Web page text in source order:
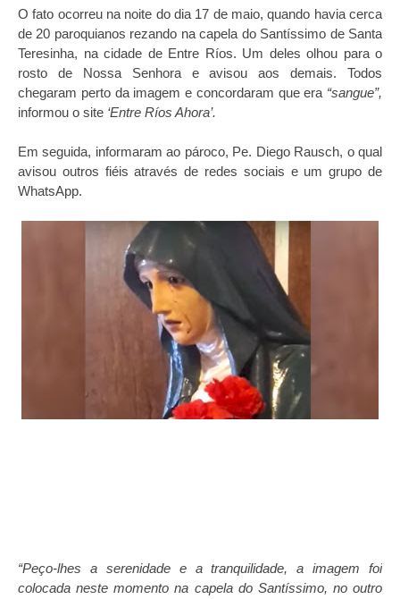
O fato ocorreu na noite do dia 17 de maio, quando havia cerca
de 20 paroquianos rezando na capela do Santíssimo de Santa
Teresinha, na cidade de Entre Ríos. Um deles olhou para o
rosto de Nossa Senhora e avisou aos demais. Todos
chegaram perto da imagem e concordaram que era “sangue”,
informou o site ‘Entre Ríos Ahora’.
Em seguida, informaram ao pároco, Pe. Diego Rausch, o qual
avisou outros fiéis através de redes sociais e um grupo de
WhatsApp.
“Peço-lhes a serenidade e a tranquilidade, a imagem foi
colocada neste momento na capela do Santíssimo, no outro